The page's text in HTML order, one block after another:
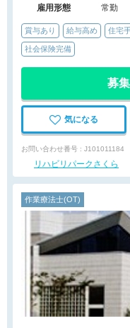
雇用形態 常勤
賞与あり 給与高め 住宅
社会保険完備
募
気になる
お問い合わせ番号 : J101011184
リハビリパークさくら
作業療法士(OT)